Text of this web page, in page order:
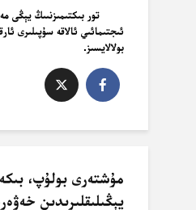
تور بىكتىمىزنىىڭ يېڭى
ئىجتىمائىي ئالاقە سۇپىلىرى
بولالايسىز.
مۇشتەرى بولۇپ،
يېڭىلىقلىرىدىن